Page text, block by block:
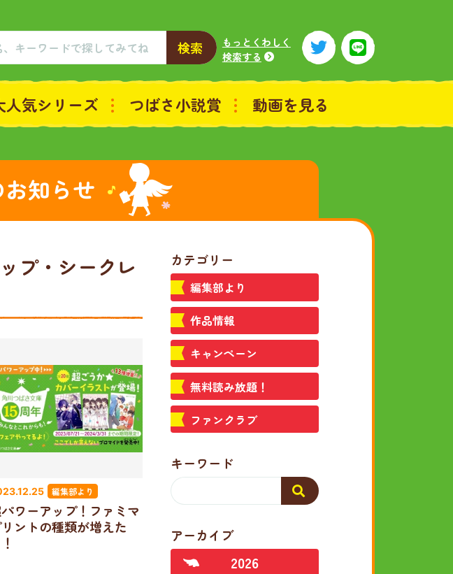
検索
もっとくわしく
検索する
人気シリーズ つばさ小説賞 動画を見る
知らせ
プ・シークレ
編集部より
ワーアップ！ファミマ
ントの種類が増えた
カテゴリー
編集部より
作品情報
キャンペーン
無料読み放題！
ファンクラブ
キーワード
アーカイブ
2026